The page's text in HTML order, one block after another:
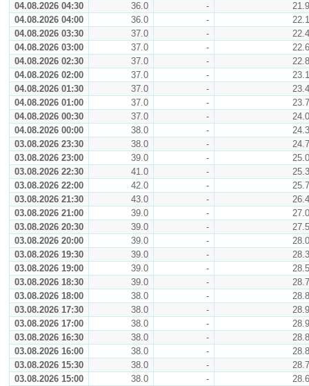
04.08.2026 04:30
36.0 -
21.9
04.08.2026 04:00
36.0 -
22.1
04.08.2026 03:30
37.0 -
22.4
04.08.2026 03:00
37.0 -
22.6
04.08.2026 02:30
37.0 -
22.8
04.08.2026 02:00
37.0 -
23.1
04.08.2026 01:30
37.0 -
23.4
04.08.2026 01:00
37.0 -
23.7
04.08.2026 00:30
37.0 -
24.0
04.08.2026 00:00
38.0 -
24.3
03.08.2026 23:30
38.0 -
24.7
03.08.2026 23:00
39.0 -
25.0
03.08.2026 22:30
41.0 -
25.3
03.08.2026 22:00
42.0 -
25.7
03.08.2026 21:30
43.0 -
26.4
03.08.2026 21:00
39.0 -
27.0
03.08.2026 20:30
39.0 -
27.5
03.08.2026 20:00
39.0 -
28.0
03.08.2026 19:30
39.0 -
28.3
03.08.2026 19:00
39.0 -
28.5
03.08.2026 18:30
39.0 -
28.7
03.08.2026 18:00
38.0 -
28.8
03.08.2026 17:30
38.0 -
28.9
03.08.2026 17:00
38.0 -
28.9
03.08.2026 16:30
38.0 -
28.8
03.08.2026 16:00
38.0 -
28.8
03.08.2026 15:30
38.0 -
28.7
03.08.2026 15:00
38.0 -
28.6